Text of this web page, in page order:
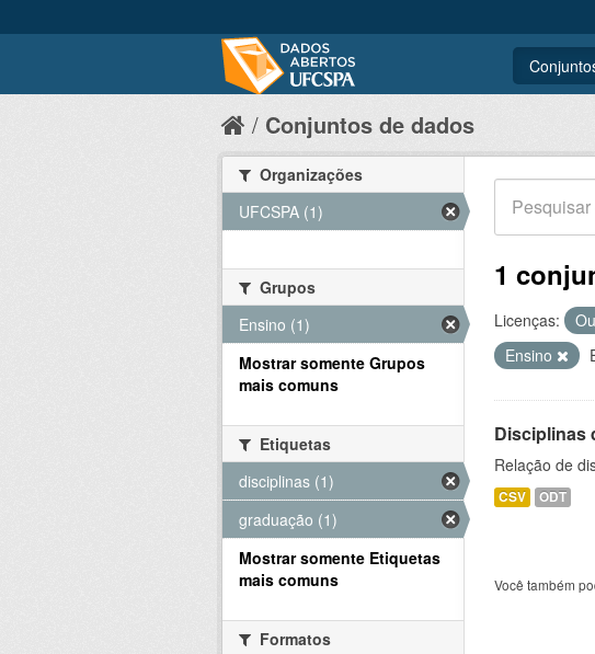
Conjuntos de dados
1
Licenças:
Ensino
Disciplinas
Relação de
CSV ODT
Você também
Organizações
UFCSPA (1)
Grupos
Ensino (1)
Mostrar somente Grupos
mais comuns
Etiquetas
disciplinas (1)
graduação (1)
Mostrar somente Etiquetas
mais comuns
Formatos